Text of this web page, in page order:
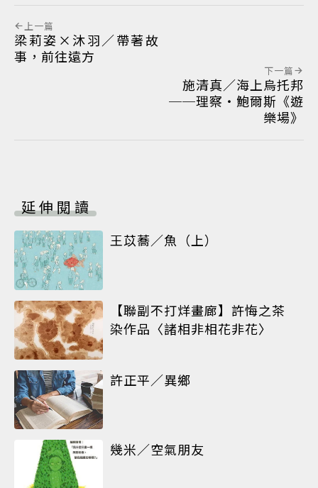
上一篇
梁莉姿×沐羽／帶著故
事，前往遠方
下一篇
施清真／海上烏托邦
──理察‧鮑爾斯《遊
樂場》
延伸閱讀
王苡蕎／魚（上）
【聯副不打烊畫廊】許悔之茶
染作品〈諸相非相花非花〉
許正平／異鄉
幾米／空氣朋友